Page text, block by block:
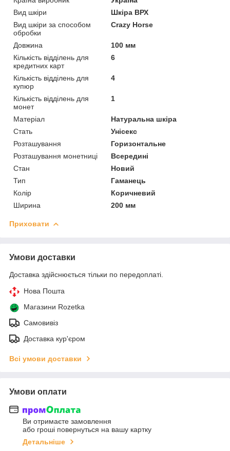
Вид шкіри
Шкіра ВРХ
Вид шкіри за способом
обробки
Crazy Horse
Довжина
100 мм
Кількість відділень для
кредитних карт
6
Кількість відділень для
купюр
4
Кількість відділень для
монет
1
Матеріал
Натуральна шкіра
Стать
Унісекс
Розташування
Горизонтальне
Розташування монетниці
Всередині
Стан
Новий
Тип
Гаманець
Колір
Коричневий
Ширина
200 мм
Приховати
Умови доставки
Доставка здійснюється тільки по передоплаті.
Нова Пошта
Магазини Rozetka
Самовивіз
Доставка кур'єром
Всі умови доставки
Умови оплати
Ви отримаєте замовлення
або гроші повернуться на вашу картку
Детальніше